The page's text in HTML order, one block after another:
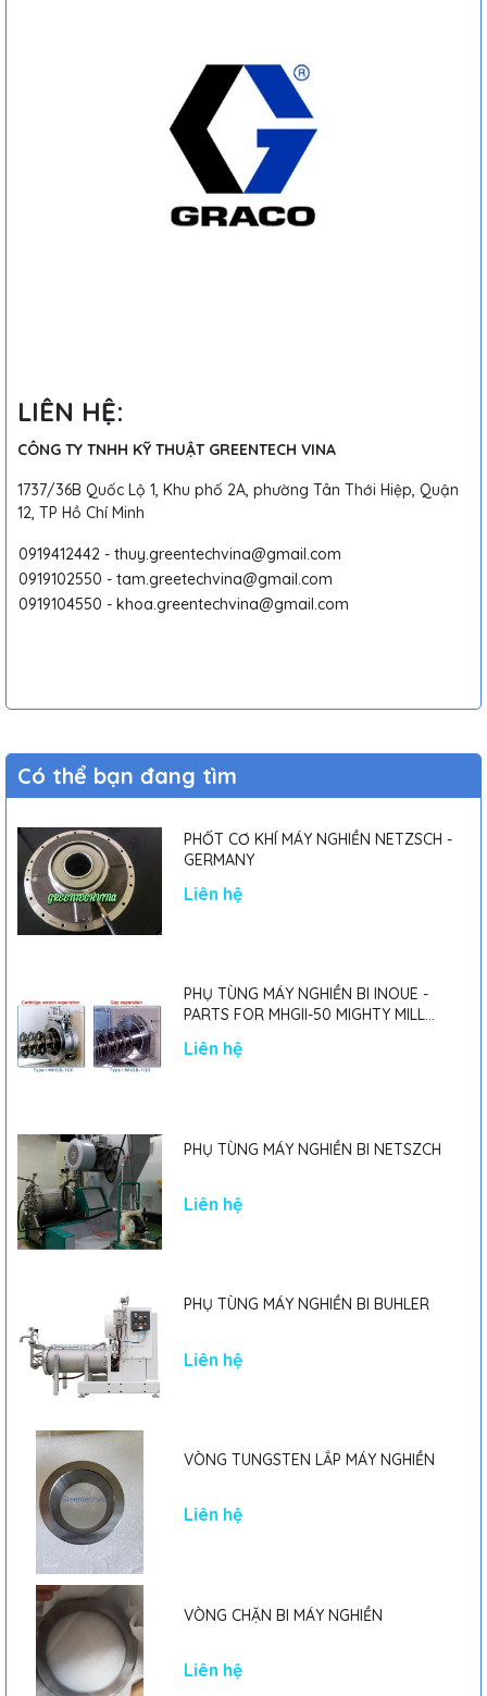
LIÊN HỆ:
CÔNG TY TNHH KỸ THUẬT GREENTECH VINA
1737/36B Quốc Lộ 1, Khu phố 2A, phường Tân Thới Hiệp, Quận
12, TP Hồ Chí Minh
0919412442 - thuy.greentechvina@gmail.com
0919102550 - tam.greetechvina@gmail.com
0919104550 - khoa.greentechvina@gmail.com
Có thể bạn đang tìm
PHỐT CƠ KHÍ MÁY NGHIỀN NETZSCH -
GERMANY
Liên hệ
PHỤ TÙNG MÁY NGHIỀN BI INOUE -
PARTS FOR MHGII-50 MIGHTY MILL
Liên hệ
PHỤ TÙNG MÁY NGHIỀN BI NETSZCH
Liên hệ
PHỤ TÙNG MÁY NGHIỀN BI BUHLER
Liên hệ
VÒNG TUNGSTEN LẮP MÁY NGHIỀN
Liên hệ
VÒNG CHẶN BI MÁY NGHIỀN
Liên hệ